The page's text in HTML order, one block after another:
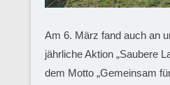
Am 6. März fand auch an
jährliche Aktion „Saubere
dem Motto „Gemeinsam